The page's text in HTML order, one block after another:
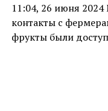
11:04, 26 июня
контакты с
фрукты были